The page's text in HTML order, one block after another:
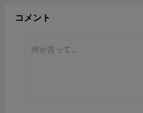
コメント